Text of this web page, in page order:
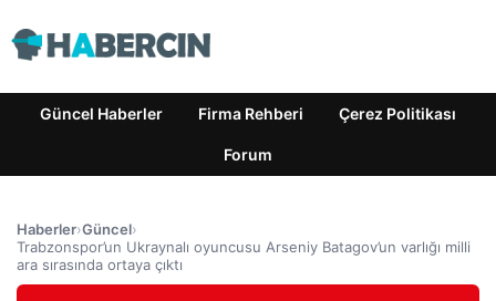
Güncel Haberler Firma Rehberi Çerez Politikası
Forum
Haberler›Güncel›
Trabzonspor’un Ukraynalı oyuncusu Arseniy Batagov’un varlığı milli
ara sırasında ortaya çıktı